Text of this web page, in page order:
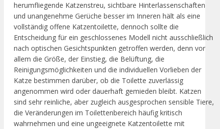
herumfliegende Katzenstreu, sichtbare Hinterlassenschaften
und unangenehme Gerüche besser im Inneren hält als eine
vollständig offene Katzentoilette, dennoch sollte die
Entscheidung für ein geschlossenes Modell nicht ausschließlich
nach optischen Gesichtspunkten getroffen werden, denn vor
allem die Größe, der Einstieg, die Belüftung, die
Reinigungsmöglichkeiten und die individuellen Vorlieben der
Katze bestimmen darüber, ob die Toilette zuverlässig
angenommen wird oder dauerhaft gemieden bleibt. Katzen
sind sehr reinliche, aber zugleich ausgesprochen sensible Tiere,
die Veränderungen im Toilettenbereich häufig kritisch
wahrnehmen und eine ungeeignete Katzentoilette mit